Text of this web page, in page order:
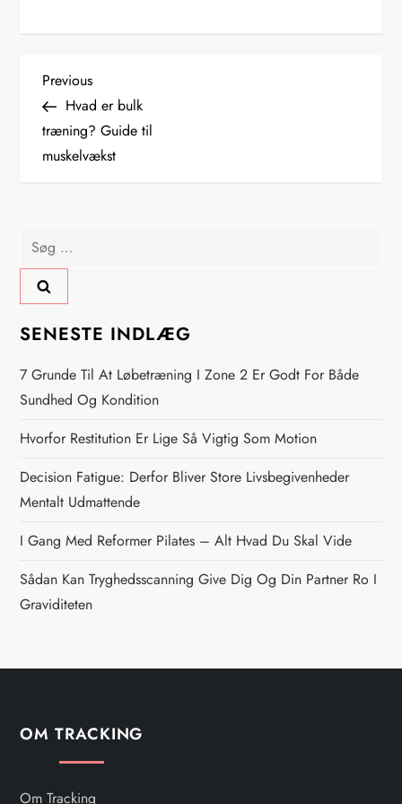
I
n
d
æ
g
s
n
a
v
i
g
a
i
o
Previous
Post
Previous
Hvad er bulk
træning? Guide til
muskelvækst
Søg
efter:
SENESTE INDLÆG
7 Grunde Til At Løbetræning I Zone 2 Er Godt For Både
Sundhed Og Kondition
Hvorfor Restitution Er Lige Så Vigtig Som Motion
Decision Fatigue: Derfor Bliver Store Livsbegivenheder
Mentalt Udmattende
I Gang Med Reformer Pilates – Alt Hvad Du Skal Vide
Sådan Kan Tryghedsscanning Give Dig Og Din Partner Ro I
Graviditeten
OM TRACKING
Om Tracking